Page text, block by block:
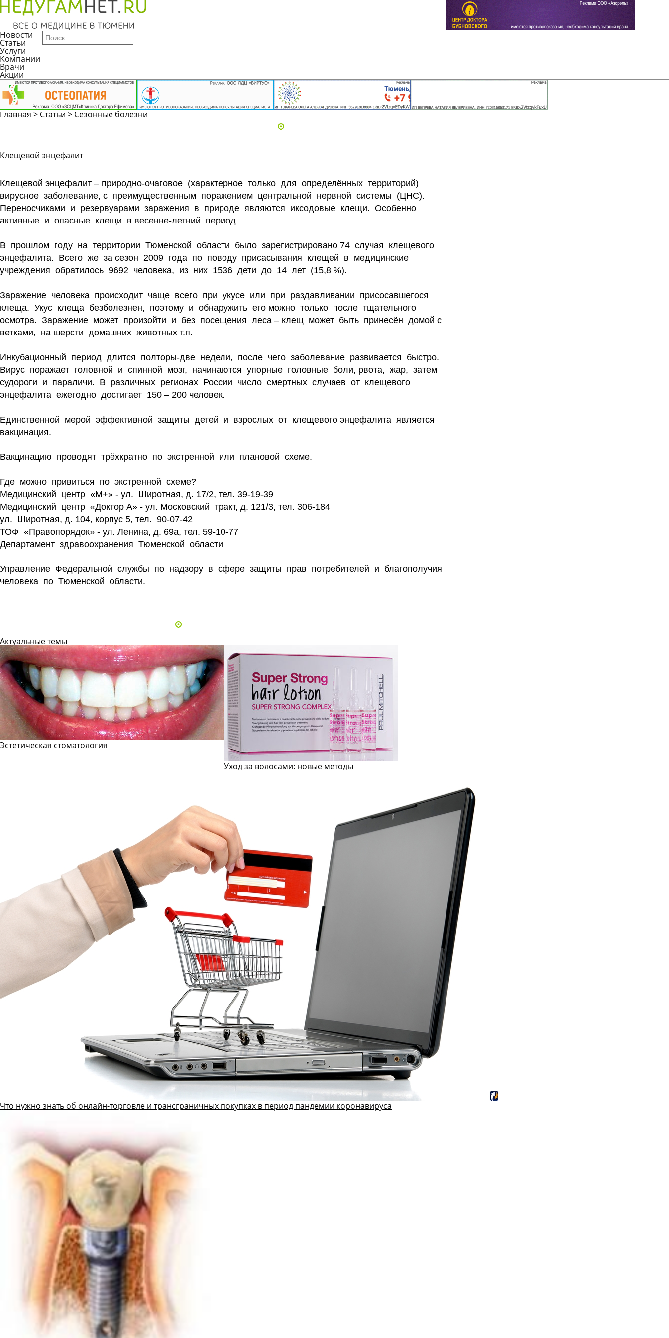
Новости
Статьи
Услуги
Компании
Врачи
Акции
Главная > Статьи > Сезонные болезни
Клещевой энцефалит
Клещевой энцефалит – природно-очаговое (характерное только для определённых территорий)
вирусное заболевание, с преимущественным поражением центральной нервной системы (ЦНС).
Переносчиками и резервуарами заражения в природе являются иксодовые клещи. Особенно
активные и опасные клещи в весенне-летний период.
В прошлом году на территории Тюменской области было зарегистрировано 74 случая клещевого
энцефалита. Всего же за сезон 2009 года по поводу присасывания клещей в медицинские
учреждения обратилось 9692 человека, из них 1536 дети до 14 лет (15,8 %).
Заражение человека происходит чаще всего при укусе или при раздавливании присосавшегося
клеща. Укус клеща безболезнен, поэтому и обнаружить его можно только после тщательного
осмотра. Заражение может произойти и без посещения леса – клещ может быть принесён домой с
ветками, на шерсти домашних животных т.п.
Инкубационный период длится полторы-две недели, после чего заболевание развивается быстро.
Вирус поражает головной и спинной мозг, начинаются упорные головные боли, рвота, жар, затем
судороги и параличи. В различных регионах России число смертных случаев от клещевого
энцефалита ежегодно достигает 150 – 200 человек.
Единственной мерой эффективной защиты детей и взрослых от клещевого энцефалита является
вакцинация.
Вакцинацию проводят трёхкратно по экстренной или плановой схеме.
Где можно привиться по экстренной схеме?
Медицинский центр «М+» - ул. Широтная, д. 17/2, тел. 39-19-39
Медицинский центр «Доктор А» - ул. Московский тракт, д. 121/3, тел. 306-184
ул. Широтная, д. 104, корпус 5, тел. 90-07-42
ТОФ «Правопорядок» - ул. Ленина, д. 69а, тел. 59-10-77
Департамент здравоохранения Тюменской области
Управление Федеральной службы по надзору в сфере защиты прав потребителей и благополучия
человека по Тюменской области.
Актуальные темы
Эстетическая стоматология
Уход за волосами: новые методы
Что нужно знать об онлайн-торговле и трансграничных покупках в период пандемии коронавируса